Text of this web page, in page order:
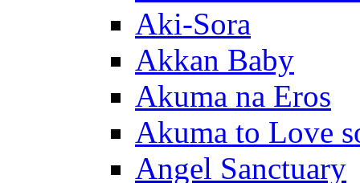
Aki-Sora
Akkan Baby
Akuma na Eros
Akuma to Love
Angel Sanctuary